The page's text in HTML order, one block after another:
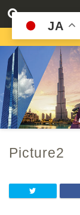
Hult
Picture2
JA